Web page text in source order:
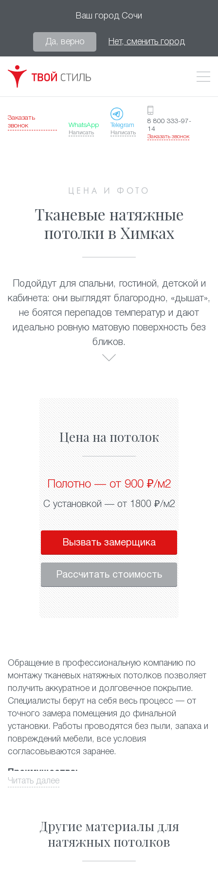
Ваш город Сочи
Да, верно Нет, сменить город
Заказать
звонок
WhatsApp
Написать
Telegram
Написать
8 800 333-97-
14
Заказать звонок
ЦЕНА И ФОТО
Тканевые натяжные
потолки в Химках
Подойдут для спальни, гостиной, детской и
кабинета: они выглядят благородно, «дышат»,
не боятся перепадов температур и дают
идеально ровную матовую поверхность без
бликов.
Цена на потолок
Полотно — от 900 ₽/м2
С установкой — от 1800 ₽/м2
Вызвать замерщика
Рассчитать стоимость
Обращение в профессиональную компанию по
монтажу тканевых натяжных потолков позволяет
получить аккуратное и долговечное покрытие.
Специалисты берут на себя весь процесс — от
точного замера помещения до финальной
установки. Работы проводятся без пыли, запаха и
повреждений мебели, все условия
согласовываются заранее.
Преимущества:
установка без демонтажа отделки или мебели;
контроль качества материала/крепежа на
Читать далее
Другие материалы для
натяжных потолков